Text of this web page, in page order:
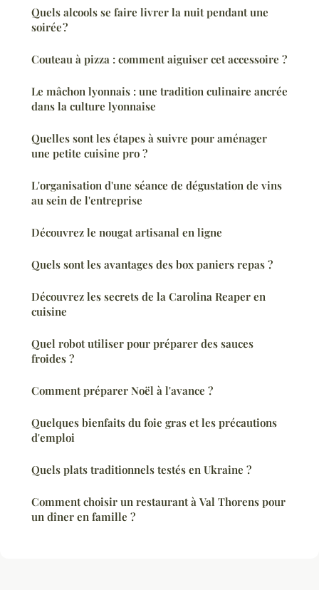
Quels alcools se faire livrer la nuit pendant une
soirée ?
Couteau à pizza : comment aiguiser cet accessoire ?
Le mâchon lyonnais : une tradition culinaire ancrée
dans la culture lyonnaise
Quelles sont les étapes à suivre pour aménager
une petite cuisine pro ?
L'organisation d'une séance de dégustation de vins
au sein de l'entreprise
Découvrez le nougat artisanal en ligne
Quels sont les avantages des box paniers repas ?
Découvrez les secrets de la Carolina Reaper en
cuisine
Quel robot utiliser pour préparer des sauces
froides ?
Comment préparer Noël à l'avance ?
Quelques bienfaits du foie gras et les précautions
d'emploi
Quels plats traditionnels testés en Ukraine ?
Comment choisir un restaurant à Val Thorens pour
un dîner en famille ?